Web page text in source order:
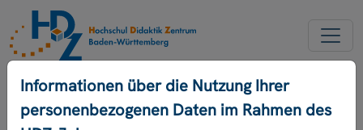
NEW ACCOUNT
FORGOT OUR PASSWORD
Informationen über die Nutzung Ihrer
personenbezogenen Daten im Rahmen des